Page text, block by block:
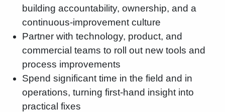
building accountability, ownership, and a
continuous-improvement culture
Partner with technology, product, and
commercial teams to roll out new tools and
process improvements
Spend significant time in the field and in
operations, turning first-hand insight into
practical fixes